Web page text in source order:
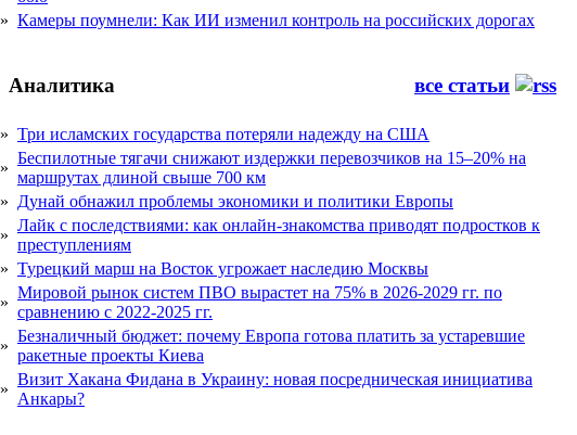
» Камеры поумнели: Как ИИ изменил контроль на российских дорогах
Аналитика все статьи
» Три исламских государства потеряли надежду на США
»
Беспилотные тягачи снижают издержки перевозчиков на 15–20% на
маршрутах длиной свыше 700 км
» Дунай обнажил проблемы экономики и политики Европы
»
Лайк с последствиями: как онлайн-знакомства приводят подростков к
преступлениям
» Турецкий марш на Восток угрожает наследию Москвы
»
Мировой рынок систем ПВО вырастет на 75% в 2026-2029 гг. по
сравнению с 2022-2025 гг.
»
Безналичный бюджет: почему Европа готова платить за устаревшие
ракетные проекты Киева
»
Визит Хакана Фидана в Украину: новая посредническая инициатива
Анкары?